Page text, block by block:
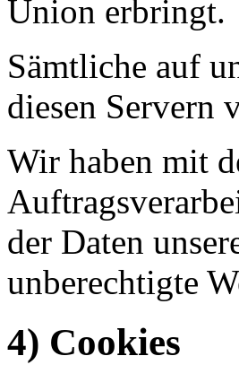
Union erbringt.
Sämtliche auf
diesen Servern
Wir haben mit
der Daten
unberechtigte
4) Cookies